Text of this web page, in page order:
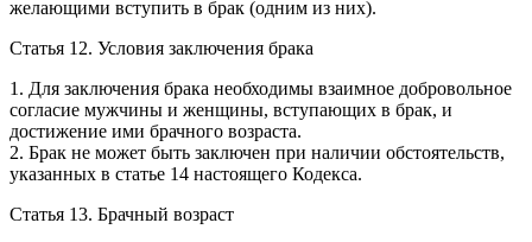
желающими вступить в брак (одним из них).
Статья 12. Условия заключения брака
1. Для заключения брака необходимы взаимное добровольное
согласие мужчины и женщины, вступающих в брак, и
достижение ими брачного возраста.
2. Брак не может быть заключен при наличии обстоятельств,
указанных в статье 14 настоящего Кодекса.
Статья 13. Брачный возраст